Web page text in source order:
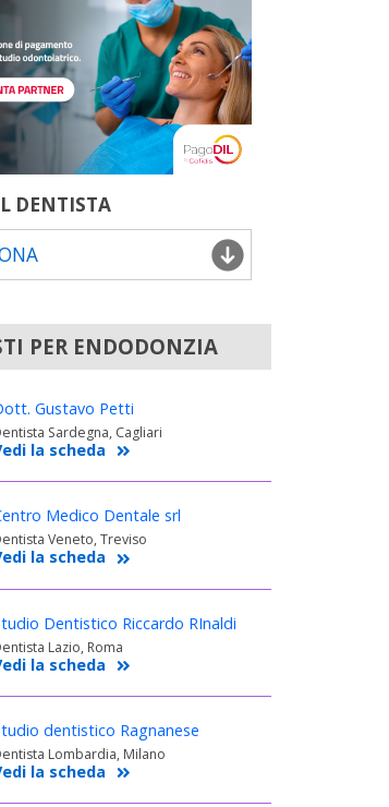
DENTISTA
PER ENDODONZIA
Gustavo Petti
Sardegna, Cagliari
la scheda
Medico Dentale srl
Veneto, Treviso
la scheda
Dentistico Riccardo RInaldi
Lazio, Roma
la scheda
dentistico Ragnanese
Lombardia, Milano
la scheda